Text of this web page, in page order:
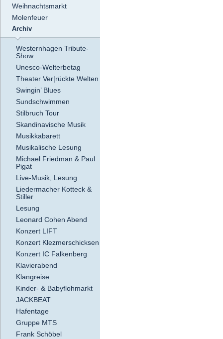
Weihnachtsmarkt
Molenfeuer
Archiv
Westernhagen Tribute-
Show
Unesco-Welterbetag
Theater Ver|rückte Welten
Swingin’ Blues
Sundschwimmen
Stilbruch Tour
Skandinavische Musik
Musikkabarett
Musikalische Lesung
Michael Friedman & Paul
Pigat
Live-Musik, Lesung
Liedermacher Kotteck &
Stiller
Lesung
Leonard Cohen Abend
Konzert LIFT
Konzert Klezmerschicksen
Konzert IC Falkenberg
Klavierabend
Klangreise
Kinder- & Babyflohmarkt
JACKBEAT
Hafentage
Gruppe MTS
Frank Schöbel